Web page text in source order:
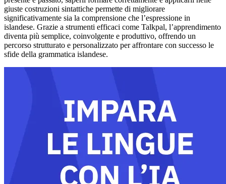
giuste costruzioni sintattiche permette di migliorare
significativamente sia la comprensione che l’espressione in
islandese. Grazie a strumenti efficaci come Talkpal, l’apprendimento
diventa più semplice, coinvolgente e produttivo, offrendo un
percorso strutturato e personalizzato per affrontare con successo le
sfide della grammatica islandese.